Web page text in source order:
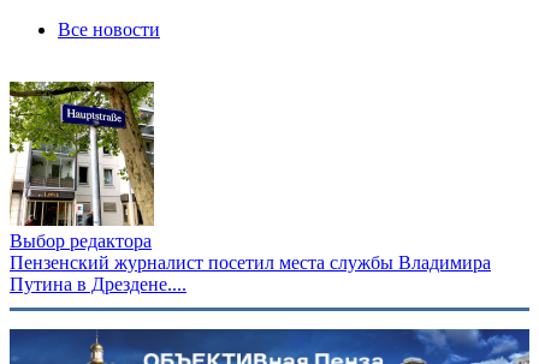
Все новости
Выбор редактора
Пензенский журналист посетил места службы Владимира
Путина в Дрездене....